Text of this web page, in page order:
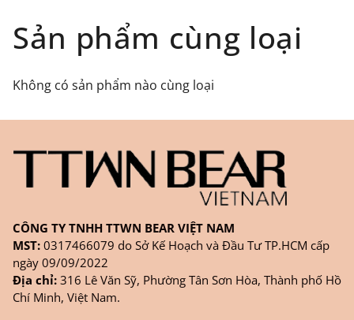
Đối tượng áp dụng: Khách hàng đặt
hàng ONLINE trên trangWEBSITE/
FANPAGE/ZALO/
Thời gian nhận hàng: Đối với đơn hàng Online tại
TPHCM, sản phẩm sẽ được giao sớm nhất là 1
ngày sau khi đặt.
Sản phẩm cùng loại
Không có sản phẩm nào cùng loại
CÔNG TY TNHH TTWN BEAR VIỆT NAM
MST: 0317466079 do Sở Kế Hoạch và Đầu Tư TP.HCM cấp
ngày 09/09/2022
Địa chỉ: 316 Lê Văn Sỹ, Phường Tân Sơn Hòa, Thành phố Hồ
Chí Minh, Việt Nam.